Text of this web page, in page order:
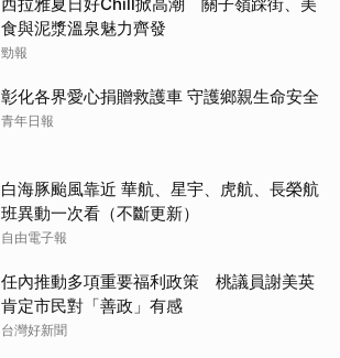
食與泥漿溫泉魅力齊發
勁報
彰化各界愛心捐贈救護車 守護鄉親生命安全
青年日報
白海豚颱風靠近 華航、星宇、虎航、長榮航
班異動一次看（不斷更新）
自由電子報
任內推動多項重要福利政策 桃議員謝美英
肯定市民對「善政」有感
台灣好新聞